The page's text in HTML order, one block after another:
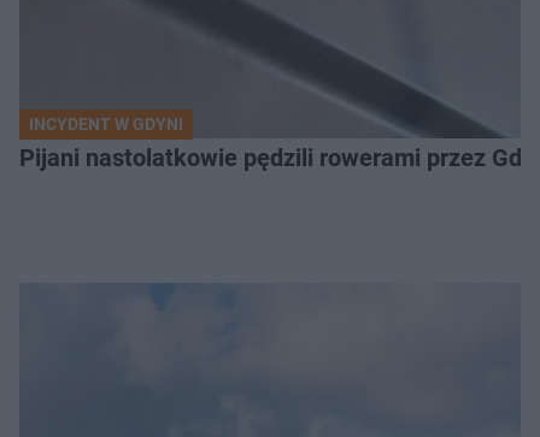
INCYDENT W GDYNI
Pijani nastolatkowie pędzili rowerami przez